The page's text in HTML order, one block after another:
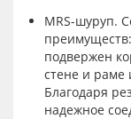
MRS-шуруп.
подвержен
стене и
Благодаря
надежное